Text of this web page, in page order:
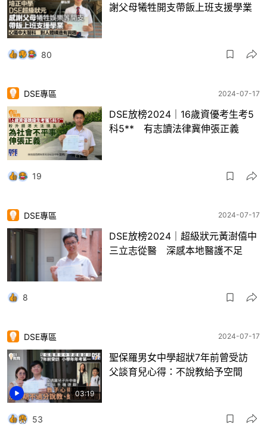
謝父母犧牲開支帶飯上班支援學業
80
DSE專區 2024-07-17
DSE放榜2024｜16歲資優考生考5
科5** 有志讀法律冀伸張正義
19
DSE專區 2024-07-17
DSE放榜2024｜超級狀元黃澍僖中
三立志從醫 深感本地醫護不足
8
03:19
DSE專區 2024-07-17
聖保羅男女中學超狀7年前曾受訪
父談育兒心得：不說教給予空間
53